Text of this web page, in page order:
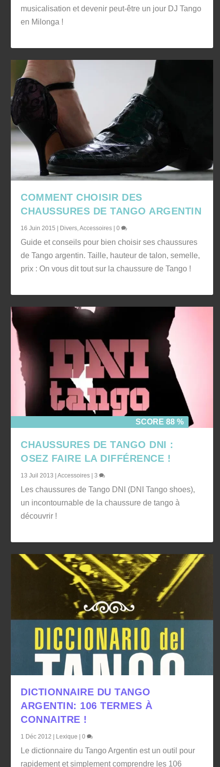
musicalisation et devenir peut-être un jour DJ Tango
en Milonga !
COMMENT CHOISIR DES
CHAUSSURES DE TANGO ARGENTIN
16 Juin 2015 Divers,Accessoires |0
Guide et conseils pour bien choisir ses chaussures
de Tango argentin. Taille, hauteur de talon, semelle,
prix : On vous dit tout sur la chaussure de Tango !
SCORE 88 %
CHAUSSURES DE TANGO DNI :
OSEZ FAIRE LA DIFFÉRENCE !
13 Juil 2013 |Accessoires |3
Les chaussures de Tango DNI (DNI Tango shoes),
un incontournable de la chaussure de tango à
découvrir !
DICTIONNAIRE DU TANGO
ARGENTIN: 106 TERMES À
CONNAITRE !
1 Déc 2012 | Lexique |0
Le dictionnaire du Tango Argentin est un outil pour
rapidement et simplement comprendre les 106